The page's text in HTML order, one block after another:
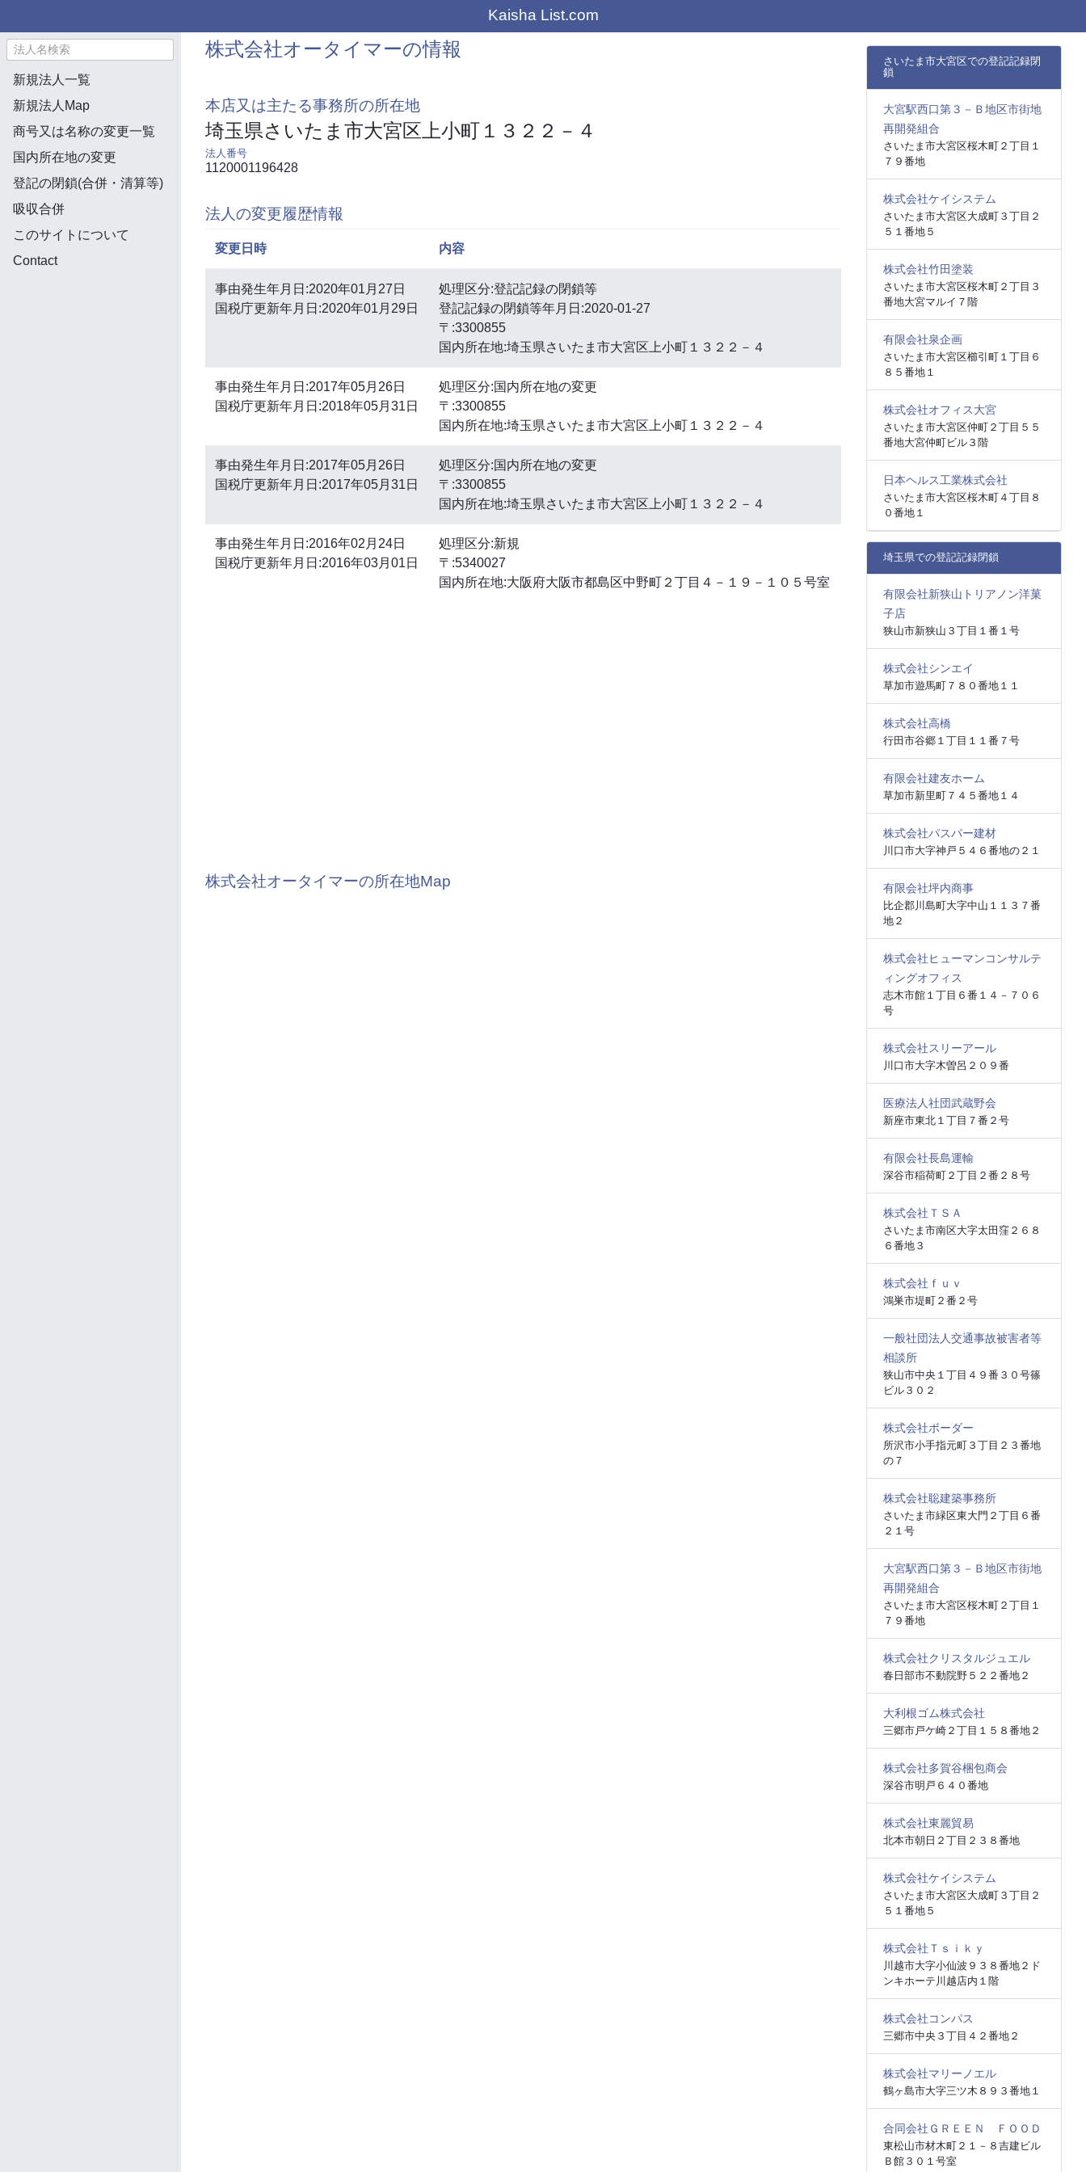
Kaisha List.com
新規法人一覧
新規法人Map
商号又は名称の変更一覧
国内所在地の変更
登記の閉鎖(合併・清算等)
吸収合併
このサイトについて
Contact
株式会社オータイマーの情報
本店又は主たる事務所の所在地
埼玉県さいたま市大宮区上小町１３２２－４
法人番号
1120001196428
法人の変更履歴情報
変更日時 内容
事由発生年月日:2020年01月27日
国税庁更新年月日:2020年01月29日
処理区分:登記記録の閉鎖等
登記記録の閉鎖等年月日:2020-01-27
〒:3300855
国内所在地:埼玉県さいたま市大宮区上小町１３２２－４
事由発生年月日:2017年05月26日
国税庁更新年月日:2018年05月31日
処理区分:国内所在地の変更
〒:3300855
国内所在地:埼玉県さいたま市大宮区上小町１３２２－４
事由発生年月日:2017年05月26日
国税庁更新年月日:2017年05月31日
処理区分:国内所在地の変更
〒:3300855
国内所在地:埼玉県さいたま市大宮区上小町１３２２－４
事由発生年月日:2016年02月24日
国税庁更新年月日:2016年03月01日
処理区分:新規
〒:5340027
国内所在地:大阪府大阪市都島区中野町２丁目４－１９－１０５号室
株式会社オータイマーの所在地Map
さいたま市大宮区での登記記録閉
鎖
大宮駅西口第３－Ｂ地区市街地
再開発組合
さいたま市大宮区桜木町２丁目１
７９番地
株式会社ケイシステム
さいたま市大宮区大成町３丁目２
５１番地５
株式会社竹田塗装
さいたま市大宮区桜木町２丁目３
番地大宮マルイ７階
有限会社泉企画
さいたま市大宮区櫛引町１丁目６
８５番地１
株式会社オフィス大宮
さいたま市大宮区仲町２丁目５５
番地大宮仲町ビル３階
日本ヘルス工業株式会社
さいたま市大宮区桜木町４丁目８
０番地１
埼玉県での登記記録閉鎖
有限会社新狭山トリアノン洋菓
子店
狭山市新狭山３丁目１番１号
株式会社シンエイ
草加市遊馬町７８０番地１１
株式会社高橋
行田市谷郷１丁目１１番７号
有限会社建友ホーム
草加市新里町７４５番地１４
株式会社パスパー建材
川口市大字神戸５４６番地の２１
有限会社坪内商事
比企郡川島町大字中山１１３７番
地２
株式会社ヒューマンコンサルテ
ィングオフィス
志木市館１丁目６番１４－７０６
号
株式会社スリーアール
川口市大字木曽呂２０９番
医療法人社団武蔵野会
新座市東北１丁目７番２号
有限会社長島運輸
深谷市稲荷町２丁目２番２８号
株式会社ＴＳＡ
さいたま市南区大字太田窪２６８
６番地３
株式会社ｆｕｖ
鴻巣市堤町２番２号
一般社団法人交通事故被害者等
相談所
狭山市中央１丁目４９番３０号篠
ビル３０２
株式会社ボーダー
所沢市小手指元町３丁目２３番地
の７
株式会社聡建築事務所
さいたま市緑区東大門２丁目６番
２１号
大宮駅西口第３－Ｂ地区市街地
再開発組合
さいたま市大宮区桜木町２丁目１
７９番地
株式会社クリスタルジュエル
春日部市不動院野５２２番地２
大利根ゴム株式会社
三郷市戸ケ崎２丁目１５８番地２
株式会社多賀谷梱包商会
深谷市明戸６４０番地
株式会社東麗貿易
北本市朝日２丁目２３８番地
株式会社ケイシステム
さいたま市大宮区大成町３丁目２
５１番地５
株式会社Ｔｓｉｋｙ
川越市大字小仙波９３８番地２ド
ンキホーテ川越店内１階
株式会社コンパス
三郷市中央３丁目４２番地２
株式会社マリーノエル
鶴ヶ島市大字三ツ木８９３番地１
合同会社ＧＲＥＥＮ ＦＯＯＤ
東松山市材木町２１－８吉建ビル
Ｂ館３０１号室